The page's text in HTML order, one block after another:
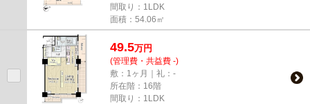
間取り：1LDK
面積：54.06㎡
49.5万円
(管理費・共益費 -)
敷：1ヶ月｜礼：-
所在階：16階
間取り：1LDK